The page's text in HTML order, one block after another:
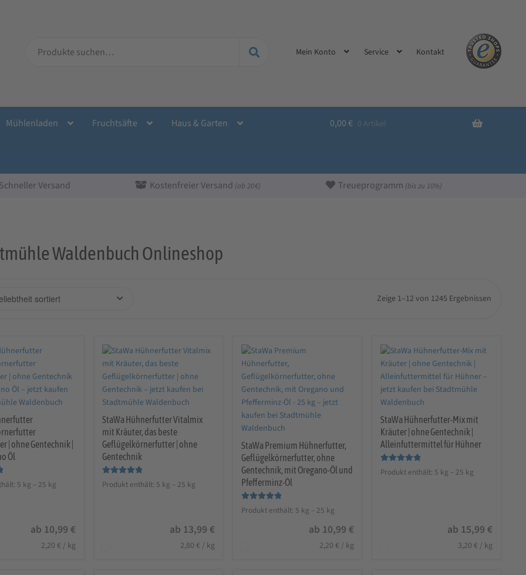
nach:
Mein Konto Service Kontakt
Mühlenladen Fruchtsäfte Haus & Garten 0,00 € 0 Artikel
Schneller Versand Kostenfreier Versand (ab 20 €) Treueprogramm (bis zu 10%)
Waldenbuch Onlineshop
Zeige 1–12 von 1245 Ergebnissen
| ohne Gentechnik |
Öl
5 kg – 25 kg
ab 10,99 €
2,20 € / kg
StaWa Hühnerfutter Vitalmix
mit Kräuter, das beste
Geflügelkörnerfutter | ohne
Gentechnik
Bewertet mit
Produkt enthält: 5 kg – 25 kg
ab 13,99 €
2,80 € / kg
StaWa Premium Hühnerfutter,
Geflügelkörnerfutter, ohne
Gentechnik, mit Oregano-Öl und
Pfefferminz-Öl
Bewertet mit
Produkt enthält: 5 kg – 25 kg
ab 10,99 €
2,20 € / kg
StaWa Hühnerfutter-Mix mit
Kräuter | ohne Gentechnik |
Alleinfuttermittel für Hühner
Bewertet mit
Produkt enthält: 5 kg – 25 kg
ab 15,99€
3,20 € / kg